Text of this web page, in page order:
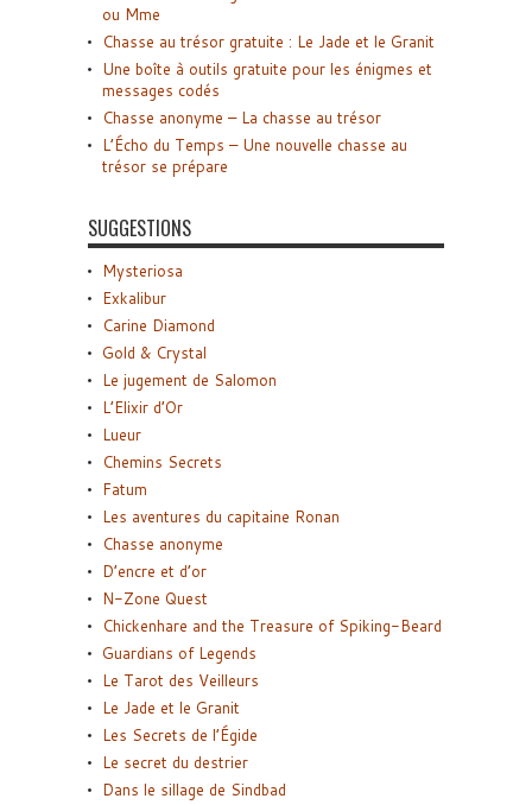
ou Mme
Chasse au trésor gratuite : Le Jade et le Granit
Une boîte à outils gratuite pour les énigmes et
messages codés
Chasse anonyme – La chasse au trésor
L’Écho du Temps – Une nouvelle chasse au
trésor se prépare
SUGGESTIONS
Mysteriosa
Exkalibur
Carine Diamond
Gold & Crystal
Le jugement de Salomon
L’Elixir d’Or
Lueur
Chemins Secrets
Fatum
Les aventures du capitaine Ronan
Chasse anonyme
D’encre et d’or
N-Zone Quest
Chickenhare and the Treasure of Spiking-Beard
Guardians of Legends
Le Tarot des Veilleurs
Le Jade et le Granit
Les Secrets de l’Égide
Le secret du destrier
Dans le sillage de Sindbad